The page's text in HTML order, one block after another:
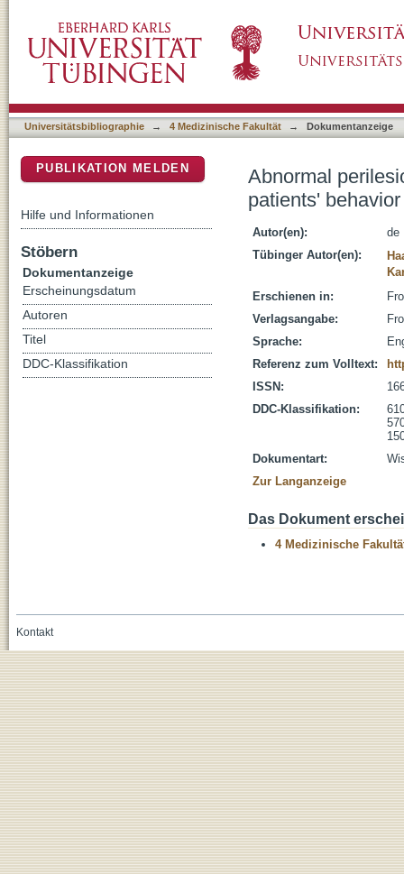
Universitätsbibliographie → 4 Medizinische Fakultät → Dokumentanzeige
Abnormal
patients' behavior
Autor(en):
de
Tübinger Autor(en):
Erschienen in:
Verlagsangabe:
Sprache:
Referenz zum Volltext:
ISSN:
DDC-Klassifikation:
Dokumentart:
Zur Langanzeige
Das Dokument
4 Medizinische
PUBLIKATION MELDEN
Hilfe und Informationen
Stöbern
Dokumentanzeige
Erscheinungsdatum
Autoren
Titel
DDC-Klassifikation
Kontakt